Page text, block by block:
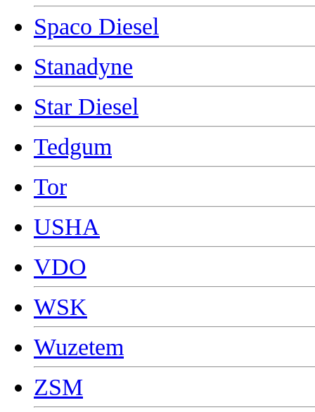
Spaco Diesel
Stanadyne
Star Diesel
Tedgum
Tor
USHA
VDO
WSK
Wuzetem
ZSM